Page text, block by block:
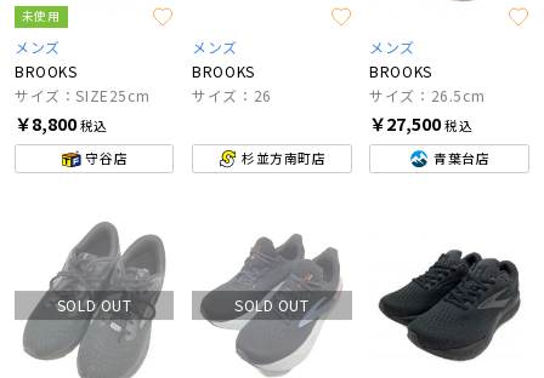
未使用
メンズ
BROOKS
サイズ：SIZE25cm
￥8,800税込
守谷店
メンズ
BROOKS
サイズ：26
杉並方南町店
メンズ
BROOKS
サイズ：26.5cm
￥27,500税込
青葉台店
SOLD OUT SOLD OUT